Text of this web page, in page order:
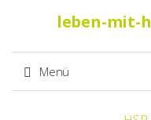
leben-mit-
Menü